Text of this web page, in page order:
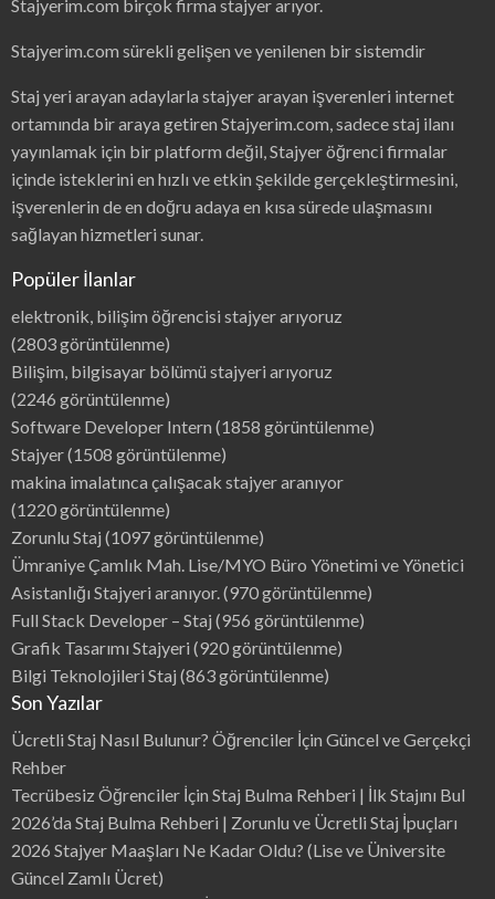
Stajyerim.com birçok firma stajyer arıyor.
Stajyerim.com sürekli gelişen ve yenilenen bir sistemdir
Staj yeri arayan adaylarla stajyer arayan işverenleri internet
ortamında bir araya getiren Stajyerim.com, sadece staj ilanı
yayınlamak için bir platform değil, Stajyer öğrenci firmalar
içinde isteklerini en hızlı ve etkin şekilde gerçekleştirmesini,
işverenlerin de en doğru adaya en kısa sürede ulaşmasını
sağlayan hizmetleri sunar.
Popüler İlanlar
elektronik, bilişim öğrencisi stajyer arıyoruz
(2803 görüntülenme)
Bilişim, bilgisayar bölümü stajyeri arıyoruz
(2246 görüntülenme)
Software Developer Intern (1858 görüntülenme)
Stajyer(1508 görüntülenme)
makina imalatınca çalışacak stajyer aranıyor
(1220 görüntülenme)
Zorunlu Staj (1097 görüntülenme)
Ümraniye Çamlık Mah. Lise/MYO Büro Yönetimi ve Yönetici
Asistanlığı Stajyeri aranıyor. (970 görüntülenme)
Full Stack Developer – Staj (956 görüntülenme)
Grafik Tasarımı Stajyeri (920 görüntülenme)
Bilgi Teknolojileri Staj (863 görüntülenme)
Son Yazılar
Ücretli Staj Nasıl Bulunur? Öğrenciler İçin Güncel ve Gerçekçi
Rehber
Tecrübesiz Öğrenciler İçin Staj Bulma Rehberi | İlk Stajını Bul
2026’da Staj Bulma Rehberi | Zorunlu ve Ücretli Staj İpuçları
2026 Stajyer Maaşları Ne Kadar Oldu? (Lise ve Üniversite
Güncel Zamlı Ücret)